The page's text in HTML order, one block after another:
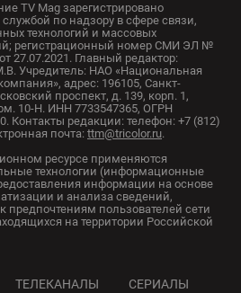
TV Mag зарегистрировано
по надзору в сфере связи,
технологий и массовых
регистрационный номер СМИ ЭЛ №
27.07.2021. Главный редактор:
Учредитель: НАО «Национальная
адрес: 196105, Санкт-
проспект, д. 139, корп. 1,
10-Н. ИНН 7733547365, ОГРН
Контакты редакции: телефон: +7 (812)
почта: ttm@tricolor.ru.
ресурсе применяются
технологии (информационные
информации на основе
и анализа сведений,
предпочтениям пользователей сети
на территории Российской
ТЕЛЕКАНАЛЫ СЕРИАЛЫ